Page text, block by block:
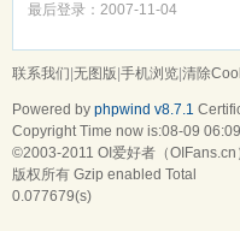
最后登录：2007-11-04
联系我们 无图版 手机浏览 清除
Powered by phpwind v8.7.1
Copyright Time now is:08-09 06:09
©2003-2011 OI爱好者（OIFans.cn
版权所有 Gzip enabled Total
0.077679(s)